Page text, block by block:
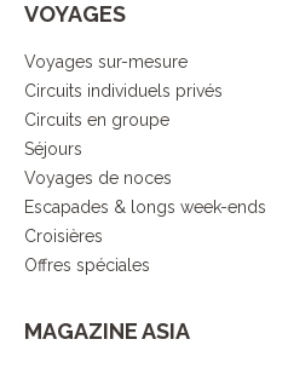
VOYAGES
Voyages sur-mesure
Circuits individuels privés
Circuits en groupe
Séjours
Voyages de noces
Escapades & longs week-ends
Croisières
Offres spéciales
MAGAZINE ASIA